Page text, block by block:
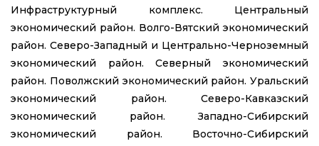
Инфраструктурный комплекс. Центральный
экономический район. Волго-Вятский экономический
район. Северо-Западный и Центрально-Черноземный
экономический район. Северный экономический
район. Поволжский экономический район. Уральский
экономический район. Северо-Кавказский
экономический район. Западно-Сибирский
экономический район. Восточно-Сибирский